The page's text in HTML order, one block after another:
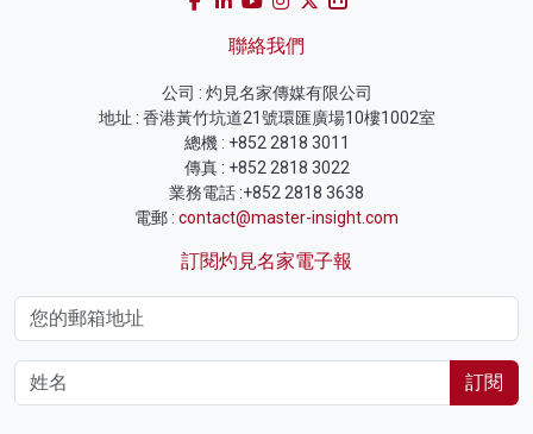
聯絡我們
公司 : 灼見名家傳媒有限公司
地址 : 香港黃竹坑道21號環匯廣場10樓1002室
總機 : +852 2818 3011
傳真 : +852 2818 3022
業務電話 :+852 2818 3638
電郵 : contact@master-insight.com
訂閱灼見名家電子報
訂閱